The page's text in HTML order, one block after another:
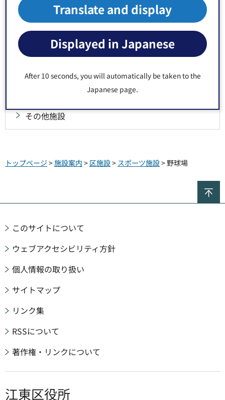
Translate and display
Displayed in Japanese
After 10 seconds, you will automatically be taken to the
Japanese page.
スポーツセンター・トレーニング室
競技場・運動場
その他施設
トップページ >施設案内 > 区施設> スポーツ施設> 野球場
このサイトについて
ウェブアクセシビリティ方針
個人情報の取り扱い
サイトマップ
リンク集
RSSについて
著作権・リンクについて
江東区役所